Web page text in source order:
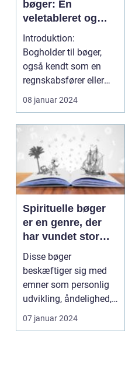
bøger: En
veletableret og
essentiel rolle for
enhver
virksomhed
Introduktion:
Bogholder til bøger,
også kendt som en
regnskabsfører eller
bogføringsassistent, er
en...
08 januar 2024
Spirituelle bøger
er en genre, der
har vundet stor
popularitet i de
senere år
Disse bøger
beskæftiger sig med
emner som personlig
udvikling, åndelighed,
mindfulness og det
guddom...
07 januar 2024